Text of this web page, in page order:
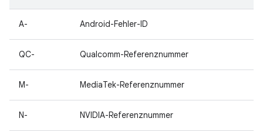
A- Android-Fehler-ID
QC- Qualcomm-Referenznummer
M- MediaTek-Referenznummer
N- NVIDIA-Referenznummer